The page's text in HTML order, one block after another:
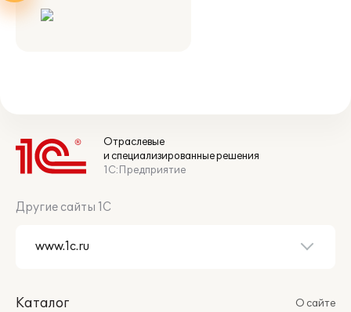
Отраслевые
и специализированные решения
1С:Предприятие
Другие сайты 1С
Каталог
О сайте